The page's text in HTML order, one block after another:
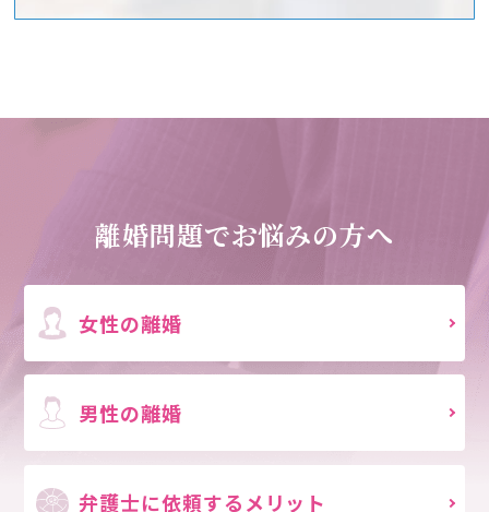
離婚問題でお悩みの方へ
女性の離婚
男性の離婚
弁護士に依頼するメリット